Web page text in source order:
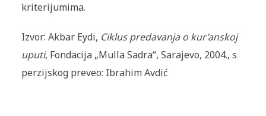
kriterijumima.
Izvor: Akbar Eydi, Ciklus predavanja o kur’anskoj
uputi, Fondacija „Mulla Sadra“, Sarajevo, 2004., s
perzijskog preveo: Ibrahim Avdić